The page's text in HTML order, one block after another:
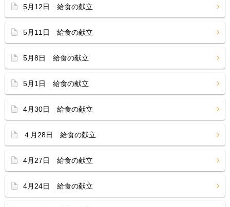
5月12日 給食の献立
5月11日 給食の献立
5月8日 給食の献立
5月1日 給食の献立
4月30日 給食の献立
４月28日 給食の献立
4月27日 給食の献立
4月24日 給食の献立